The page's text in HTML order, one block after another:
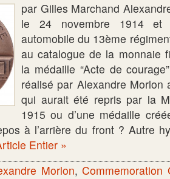
par Gilles Marchand
le 24 novembre 1914 et
automobile du 13ème
au catalogue de la monnaie
la médaille “Acte de
réalisé par Alexandre Morlon
qui aurait été repris par la
1915 ou d’une médaille
à l’arrière du front ? Autre
Entier »
Morlon,Commemoration